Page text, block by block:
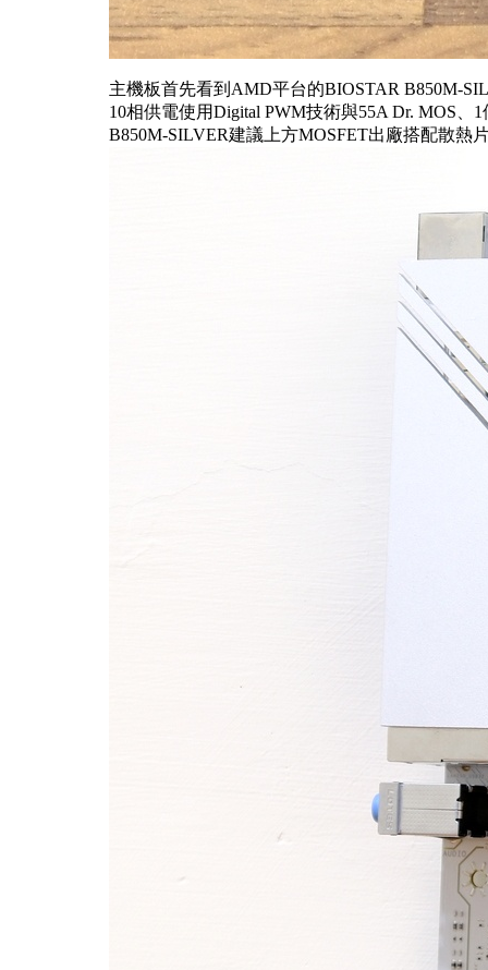
主機板首先看到AMD平台的BIOSTAR B850M-
10相供電使用Digital PWM技術與55A Dr. MOS、
B850M-SILVER建議上方MOSFET出廠搭配散熱